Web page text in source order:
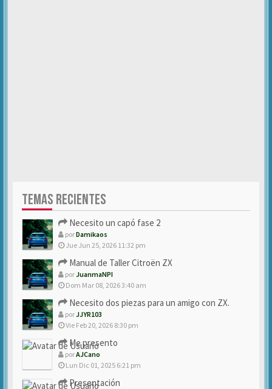
TEMAS RECIENTES
Necesito un capó fase 2
porDamikaos
Jue Jun 25, 2026 11:32 pm
Manual de Taller Citroën ZX
porJuanmaNPI
Dom Mar 08, 2026 3:40 am
Necesito dos piezas para un amigo con ZX.
porJJYR103
Vie Feb 20, 2026 8:30 pm
Me presento
porAJCano
Lun Dic 01, 2025 6:21 pm
Presentación